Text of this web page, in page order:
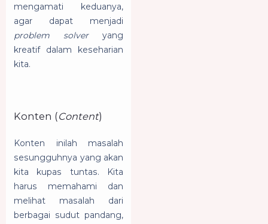
mengamati keduanya,
agar dapat menjadi
problem solveryang
kreatif dalam keseharian
kita.
Konten (Content)
Konten inilah masalah
sesungguhnya yang akan
kita kupas tuntas. Kita
harus memahami dan
melihat masalah dari
berbagai sudut pandang,